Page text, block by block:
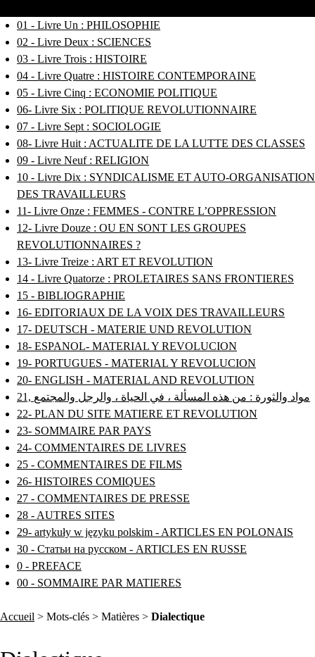
01 - Livre Un : PHILOSOPHIE
02 - Livre Deux : SCIENCES
03 - Livre Trois : HISTOIRE
04 - Livre Quatre : HISTOIRE CONTEMPORAINE
05 - Livre Cinq : ECONOMIE POLITIQUE
06- Livre Six : POLITIQUE REVOLUTIONNAIRE
07 - Livre Sept : SOCIOLOGIE
08- Livre Huit : ACTUALITE DE LA LUTTE DES CLASSES
09 - Livre Neuf : RELIGION
10 - Livre Dix : SYNDICALISME ET AUTO-ORGANISATION
DES TRAVAILLEURS
11- Livre Onze : FEMMES - CONTRE L’OPPRESSION
12- Livre Douze : OU EN SONT LES GROUPES
REVOLUTIONNAIRES ?
13- Livre Treize : ART ET REVOLUTION
14 - Livre Quatorze : PROLETAIRES SANS FRONTIERES
15 - BIBLIOGRAPHIE
16- EDITORIAUX DE LA VOIX DES TRAVAILLEURS
17- DEUTSCH - MATERIE UND REVOLUTION
18- ESPANOL- MATERIAL Y REVOLUCION
19- PORTUGUES - MATERIAL Y REVOLUCION
20- ENGLISH - MATERIAL AND REVOLUTION
21, مواد والثورة : من هذه المسألة ، في الحياة ، والرجل والمجتمع
22- PLAN DU SITE MATIERE ET REVOLUTION
23- SOMMAIRE PAR PAYS
24- COMMENTAIRES DE LIVRES
25 - COMMENTAIRES DE FILMS
26- HISTOIRES COMIQUES
27 - COMMENTAIRES DE PRESSE
28 - AUTRES SITES
29- artykuły w języku polskim - ARTICLES EN POLONAIS
30 - Статьи на русском - ARTICLES EN RUSSE
0 - PREFACE
00 - SOMMAIRE PAR MATIERES
Accueil > Mots-clés > Matières > Dialectique